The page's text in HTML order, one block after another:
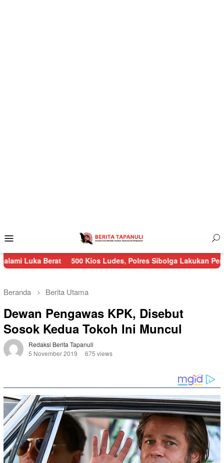
Mobile
500 Kios Ludes, Polres Sibolga Lakukan Pengamanan
Beranda Berita Utama
Dewan Pengawas KPK, Disebut
Sosok Kedua Tokoh Ini Muncul
Redaksi Berita Tapanuli
5 November 2019
675 views